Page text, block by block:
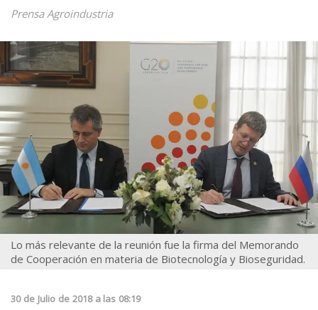
Prensa Agroindustria
Lo más relevante de la reunión fue la firma del Memorando
de Cooperación en materia de Biotecnología y Bioseguridad.
30 de Julio de 2018 a las 08:19